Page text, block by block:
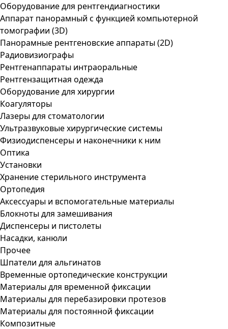
Оборудование для рентгендиагностики
Аппарат панорамный с функцией компьютерной
томографии (3D)
Панорамные рентгеновские аппараты (2D)
Радиовизиографы
Рентгенаппараты интраоральные
Рентгензащитная одежда
Оборудование для хирургии
Коагуляторы
Лазеры для стоматологии
Ультразвуковые хирургические системы
Физиодиспенсеры и наконечники к ним
Оптика
Установки
Хранение стерильного инструмента
Ортопедия
Аксессуары и вспомогательные материалы
Блокноты для замешивания
Диспенсеры и пистолеты
Насадки, канюли
Прочее
Шпатели для альгинатов
Временные ортопедические конструкции
Материалы для временной фиксации
Материалы для перебазировки протезов
Материалы для постоянной фиксации
Композитные